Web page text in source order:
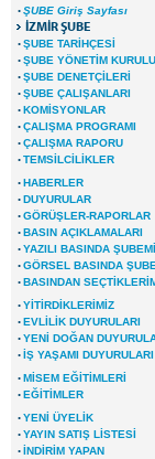
· ŞUBE Giriş Sayfası
İZMİR ŞUBE
· ŞUBE TARİHÇESİ
· ŞUBE YÖNETİM KURULU
· ŞUBE DENETÇİLERİ
· ŞUBE ÇALIŞANLARI
· KOMİSYONLAR
· ÇALIŞMA PROGRAMI
· ÇALIŞMA RAPORU
· TEMSİLCİLİKLER
· HABERLER
· DUYURULAR
· GÖRÜŞLER-RAPORLAR
· BASIN AÇIKLAMALARI
· YAZILI BASINDA
· GÖRSEL BASINDA
· BASINDAN
· YİTİRDİKLERİMİZ
· EVLİLİK DUYURULARI
· YENİ DOĞAN
· İŞ YAŞAMI DUYURULARI
· MİSEM EĞİTİMLERİ
· EĞİTİMLER
· YENİ ÜYELİK
· YAYIN SATIŞ LİSTESİ
· İNDİRİM YAPAN